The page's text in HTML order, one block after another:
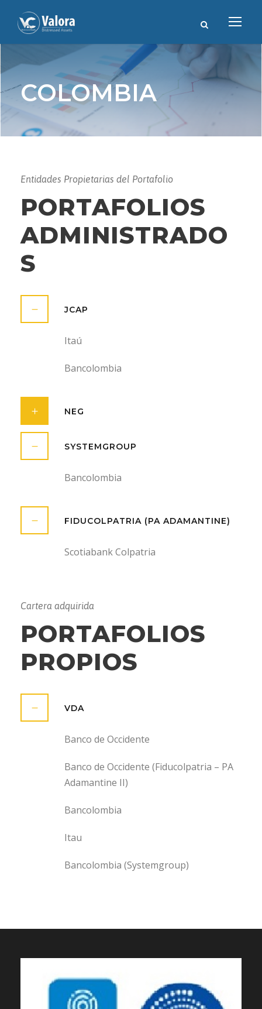
COLOMBIA
Entidades Propietarias del Portafolio
PORTAFOLIOS
ADMINISTRADO
S
JCAP
Itaú
Bancolombia
NEG
SYSTEMGROUP
Bancolombia
FIDUCOLPATRIA (PA ADAMANTINE)
Scotiabank Colpatria
Cartera adquirida
PORTAFOLIOS
PROPIOS
VDA
Banco de Occidente
Banco de Occidente (Fiducolpatria – PA
Adamantine II)
Bancolombia
Itau
Bancolombia (Systemgroup)